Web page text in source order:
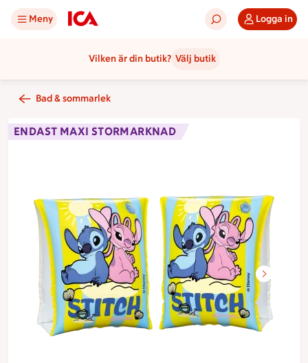
Meny Logga in
Vilken är din butik? Välj butik
Bad & sommarlek
ENDAST MAXI STORMARKNAD